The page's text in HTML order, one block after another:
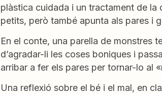
plàstica cuidada i un tractament de la
petits, però també apunta als pares i
En el conte, una parella de monstres
d’agradar-li les coses boniques i
arribar a fer els pares per tornar-lo al
Una reflexió sobre el bé i el mal, en